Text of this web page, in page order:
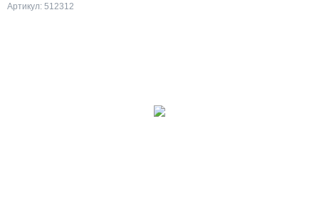
Артикул: 512312